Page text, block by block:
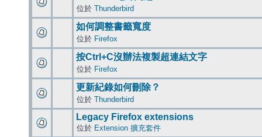
位於 Thunderbird
如何調整書籤寬度
位於 Firefox
按Ctrl+C沒辦法複製超連結文字
位於 Firefox
更新紀錄如何刪除？
位於 Thunderbird
Legacy Firefox extensions
位於 Extension 擴充套件